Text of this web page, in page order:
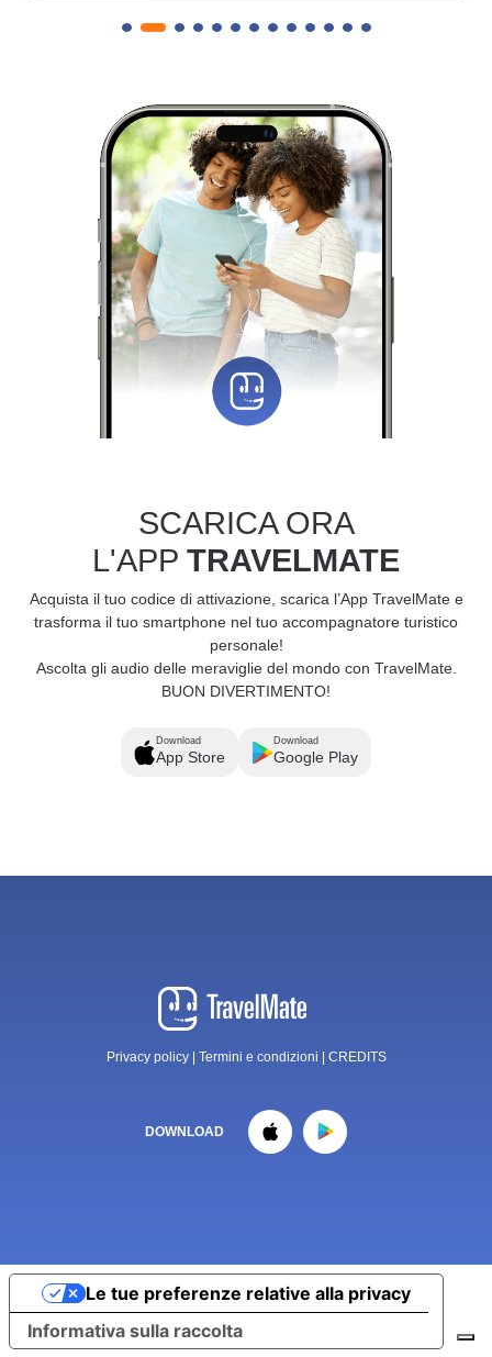
SCARICA ORA
L'APP TRAVELMATE
Acquista il tuo codice di attivazione, scarica l’App TravelMate e
trasforma il tuo smartphone nel tuo accompagnatore turistico
personale!
Ascolta gli audio delle meraviglie del mondo con TravelMate.
BUON DIVERTIMENTO!
Download
App Store
Download
Google Play
Privacy policy| Termini e condizioni CREDITS
DOWNLOAD
Informativa sulla raccolta
Le tue preferenze relative alla privacy